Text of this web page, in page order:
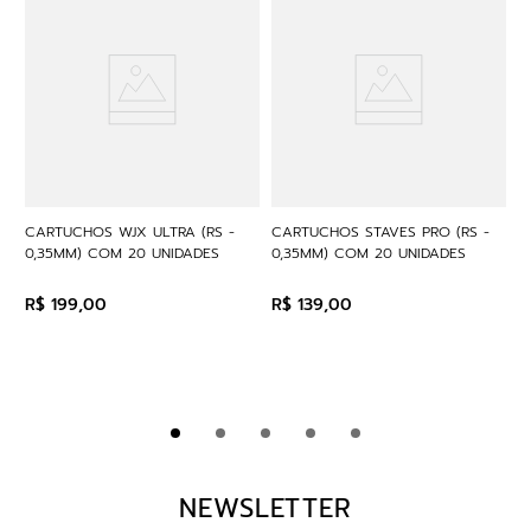
CARTUCHOS WJX ULTRA (RS -
0,35MM) COM 20 UNIDADES
R$ 199,00
CARTUCHOS STAVES PRO (RS -
0,35MM) COM 20 UNIDADES
R$ 139,00
NEWSLETTER